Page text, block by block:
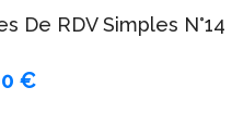
De RDV Simples
€